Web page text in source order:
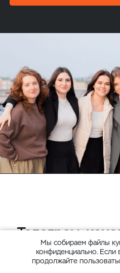
Телеграм-
для
и их
Мы собираем файлы
конфиденциально. Если
продолжайте